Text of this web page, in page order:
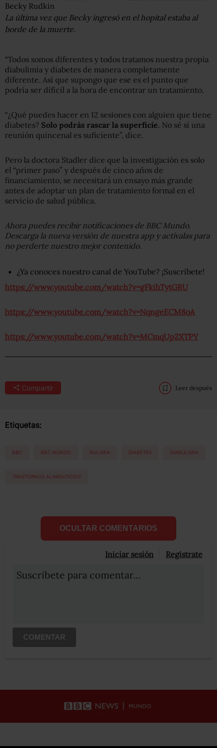
Becky Rudkin
La última vez que Becky ingresó en el hopital estaba al
borde de la muerte.
“Todos somos diferentes y todos tratamos nuestra propia
diabulimia y diabetes de manera completamente
diferente. Así que supongo que ese es el punto que
podría ser difícil a la hora de encontrar un tratamiento.
“¿Qué puedes hacer en 12 sesiones con alguien que tiene
diabetes? Solo podrás rascar la superficie. No sé si una
reunión quincenal es suficiente”, dice.
Pero la doctora Stadler dice que la investigación es solo
el “primer paso” y después de cinco años de
financiamiento, se necesitará un ensayo más grande
antes de adoptar un plan de tratamiento formal en el
servicio de salud pública.
Ahora puedes recibir notificaciones de BBC Mundo.
Descarga la nueva versión de nuestra app y actívalas para
no perderte nuestro mejor contenido.
¿Ya conoces nuestro canal de YouTube? ¡Suscríbete!
https://www.youtube.com/watch?v=gFkihTytGRU
https://www.youtube.com/watch?v=NqngeECM8oA
https://www.youtube.com/watch?v=MCmqUp2XTPY
Compartir Leer después
Etiquetas:
BBC BBC MUNDO BULIMIA DIABETES DIABULIMIA
TRASTORNOS ALIMENTICIOS
OCULTAR COMENTARIOS
Iniciar sesión Registrate
Suscribete para comentar...
COMENTAR